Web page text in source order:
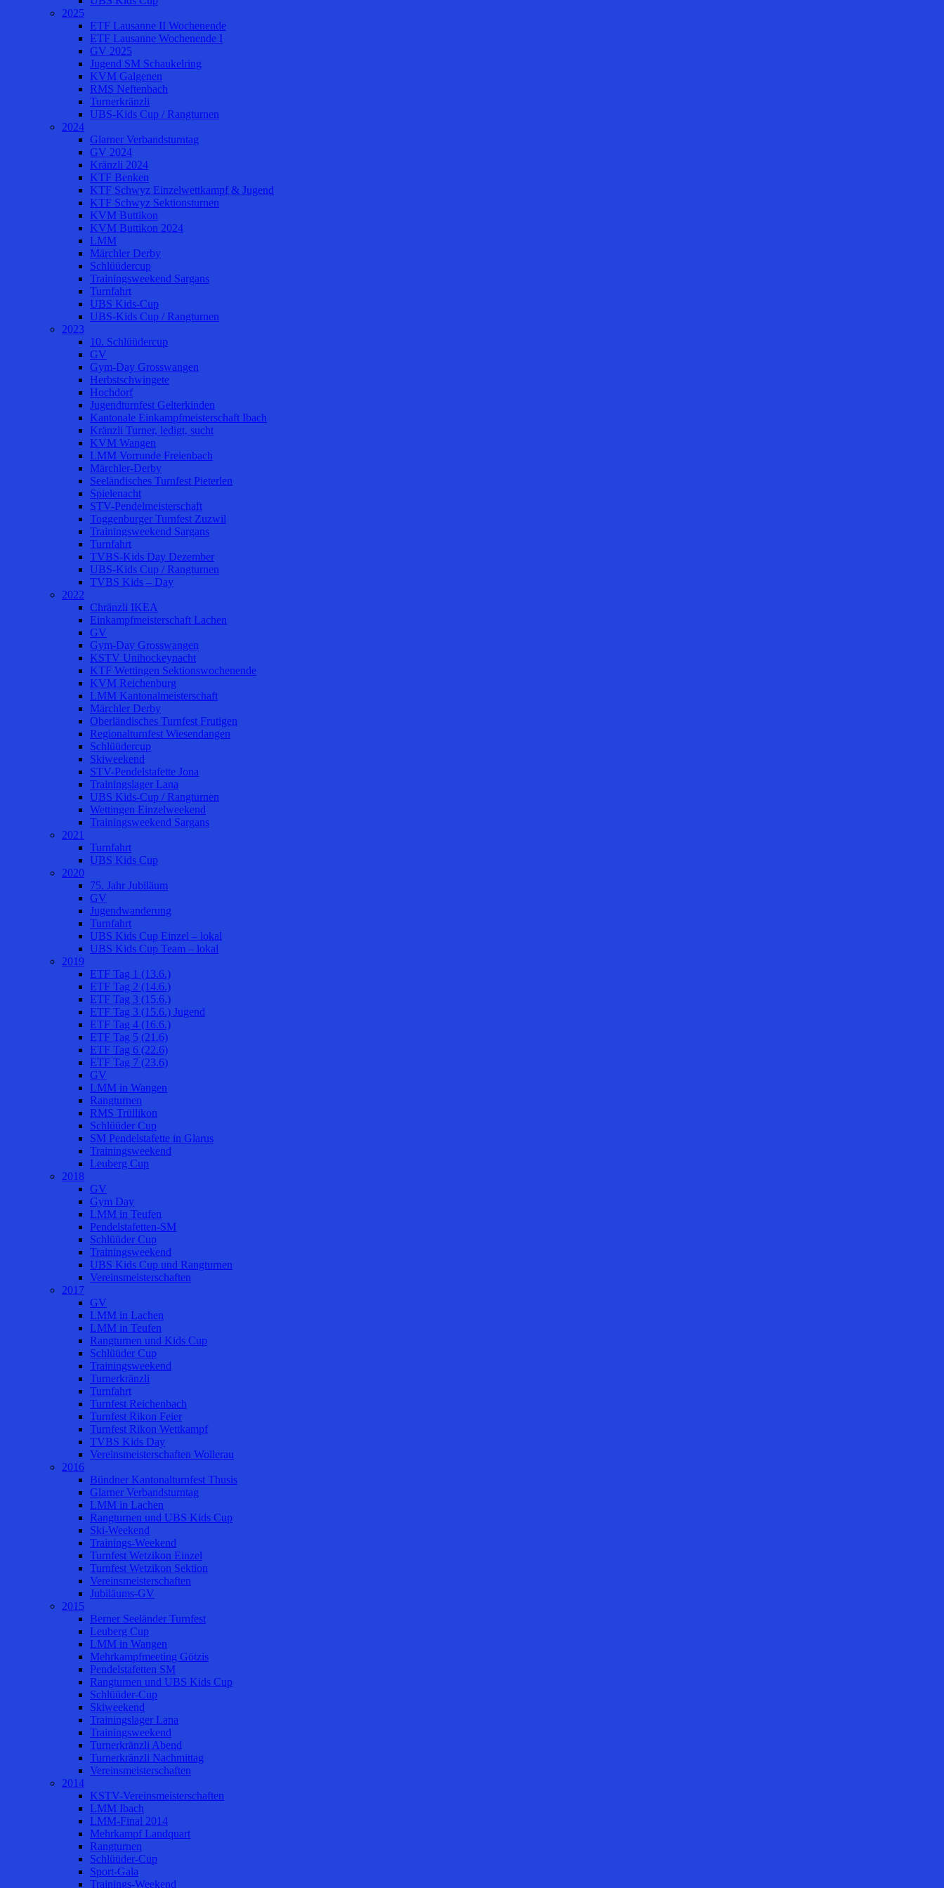
2025
ETF Lausanne II Wochenende
ETF Lausanne Wochenende I
GV 2025
Jugend SM Schaukelring
KVM Galgenen
RMS Neftenbach
Turnerkränzli
UBS-Kids Cup / Rangturnen
2024
Glarner Verbandsturntag
GV 2024
Kränzli 2024
KTF Benken
KTF Schwyz Einzelwettkampf & Jugend
KTF Schwyz Sektionsturnen
KVM Buttikon
KVM Buttikon 2024
LMM
Märchler Derby
Schlüüdercup
Trainingsweekend Sargans
Turnfahrt
UBS Kids-Cup
UBS-Kids Cup / Rangturnen
2023
10. Schlüüdercup
GV
Gym-Day Grosswangen
Herbstschwingete
Hochdorf
Jugendturnfest Gelterkinden
Kantonale Einkampfmeisterschaft Ibach
Kränzli Turner, ledigt, sucht
KVM Wangen
LMM Vorrunde Freienbach
Märchler-Derby
Seeländisches Turnfest Pieterlen
Spielenacht
STV-Pendelmeisterschaft
Toggenburger Turnfest Zuzwil
Trainingsweekend Sargans
Turnfahrt
TVBS-Kids Day Dezember
UBS-Kids Cup / Rangturnen
TVBS Kids – Day
2022
Chränzli IKEA
Einkampfmeisterschaft Lachen
GV
Gym-Day Grosswangen
KSTV Unihockeynacht
KTF Wettingen Sektionswochenende
KVM Reichenburg
LMM Kantonalmeisterschaft
Märchler Derby
Oberländisches Turnfest Frutigen
Regionalturnfest Wiesendangen
Schlüüdercup
Skiweekend
STV-Pendelstafette Jona
Trainingslager Lana
UBS Kids-Cup / Rangturnen
Wettingen Einzelweekend
Trainingsweekend Sargans
2021
Turnfahrt
UBS Kids Cup
2020
75. Jahr Jubiläum
GV
Jugendwanderung
Turnfahrt
UBS Kids Cup Einzel – lokal
UBS Kids Cup Team – lokal
2019
ETF Tag 1 (13.6.)
ETF Tag 2 (14.6.)
ETF Tag 3 (15.6.)
ETF Tag 3 (15.6.) Jugend
ETF Tag 4 (16.6.)
ETF Tag 5 (21.6)
ETF Tag 6 (22.6)
ETF Tag 7 (23.6)
GV
LMM in Wangen
Rangturnen
RMS Trüllikon
Schlüüder Cup
SM Pendelstafette in Glarus
Trainingsweekend
Leuberg Cup
2018
GV
Gym Day
LMM in Teufen
Pendelstafetten-SM
Schlüüder Cup
Trainingsweekend
UBS Kids Cup und Rangturnen
Vereinsmeisterschaften
2017
GV
LMM in Lachen
LMM in Teufen
Rangturnen und Kids Cup
Schlüüder Cup
Trainingsweekend
Turnerkränzli
Turnfahrt
Turnfest Reichenbach
Turnfest Rikon Feier
Turnfest Rikon Wettkampf
TVBS Kids Day
Vereinsmeisterschaften Wollerau
2016
Bündner Kantonalturnfest Thusis
Glarner Verbandsturntag
LMM in Lachen
Rangturnen und UBS Kids Cup
Ski-Weekend
Trainings-Weekend
Turnfest Wetzikon Einzel
Turnfest Wetzikon Sektion
Vereinsmeisterschaften
Jubiläums-GV
2015
Berner Seeländer Turnfest
Leuberg Cup
LMM in Wangen
Mehrkampfmeeting Götzis
Pendelstafetten SM
Rangturnen und UBS Kids Cup
Schlüüder-Cup
Skiweekend
Trainingslager Lana
Trainingsweekend
Turnerkränzli Abend
Turnerkränzli Nachmittag
Vereinsmeisterschaften
2014
KSTV-Vereinsmeisterschaften
LMM Ibach
LMM-Final 2014
Mehrkampf Landquart
Rangturnen
Schlüüder-Cup
Sport-Gala
Trainings-Weekend